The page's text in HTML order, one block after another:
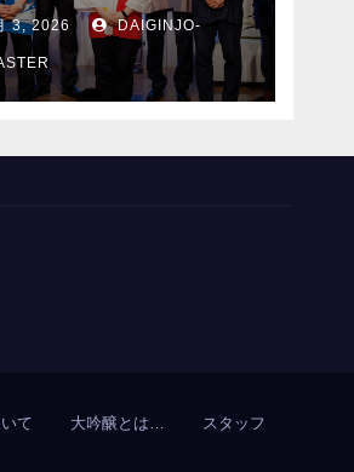
3, 2026 DAIGINJO-
て 大吟醸とは… スタッフ